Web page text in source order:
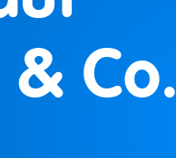
Co.